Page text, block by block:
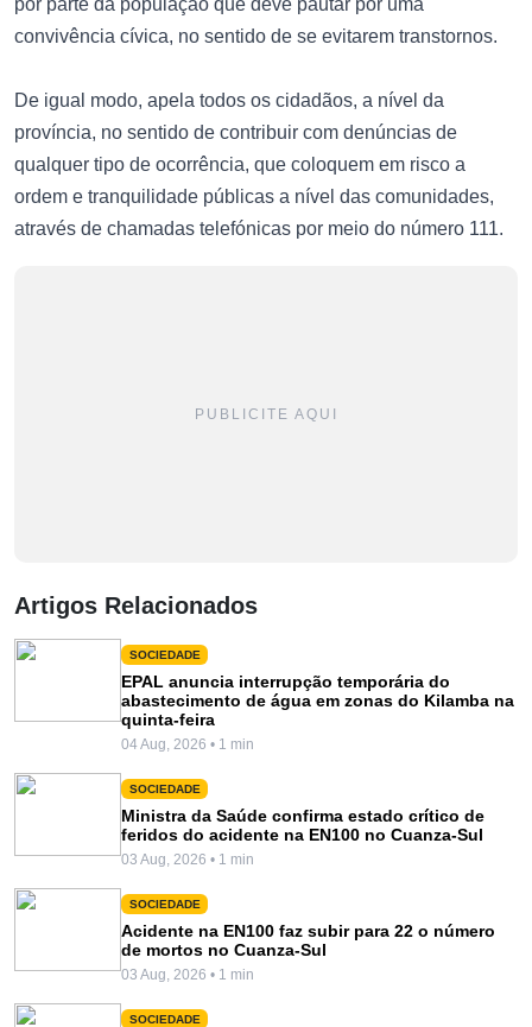
por parte da população que deve pautar por uma
convivência cívica, no sentido de se evitarem transtornos.
De igual modo, apela todos os cidadãos, a nível da
província, no sentido de contribuir com denúncias de
qualquer tipo de ocorrência, que coloquem em risco a
ordem e tranquilidade públicas a nível das comunidades,
através de chamadas telefónicas por meio do número 111.
PUBLICITE AQUI
Artigos Relacionados
SOCIEDADE
EPAL anuncia interrupção temporária do
abastecimento de água em zonas do Kilamba na
quinta-feira
04 Aug, 2026 • 1 min
SOCIEDADE
Ministra da Saúde confirma estado crítico de
feridos do acidente na EN100 no Cuanza-Sul
03 Aug, 2026 • 1 min
SOCIEDADE
Acidente na EN100 faz subir para 22 o número
de mortos no Cuanza-Sul
03 Aug, 2026 • 1 min
SOCIEDADE